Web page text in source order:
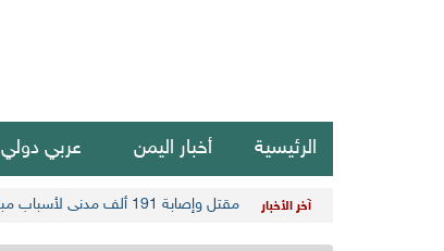
الرئيسية أخبار اليمن عربي دولي
آخر الأخبار مقتل وإصابة 191 ألف مدني لأسباب مباشرة وغير مباشرة في أحدث حصيلة حوثية